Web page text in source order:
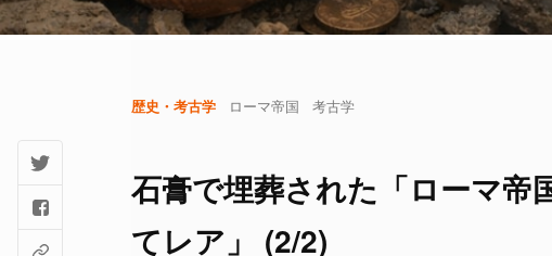
歴史・考古学 ローマ帝国 考古学
石膏で埋葬された「ローマ帝
てレア」 (2/2)